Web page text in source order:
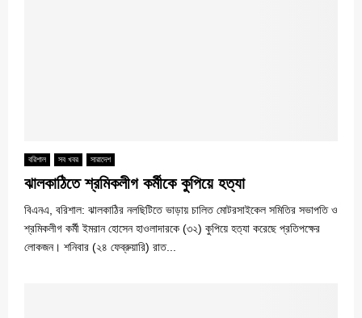
বরিশাল সব খবর সারাদেশ
ঝালকাঠিতে শ্রমিকলীগ কর্মীকে কুপিয়ে হত্যা
বিএনএ, বরিশাল: ঝালকাঠির নলছিটিতে ভাড়ায় চালিত মোটরসাইকেল সমিতির সভাপতি ও
শ্রমিকলীগ কর্মী ইমরান হোসেন হাওলাদারকে (৩২) কুপিয়ে হত্যা করেছে প্রতিপক্ষের
লোকজন। শনিবার (২৪ ফেব্রুয়ারি) রাত...